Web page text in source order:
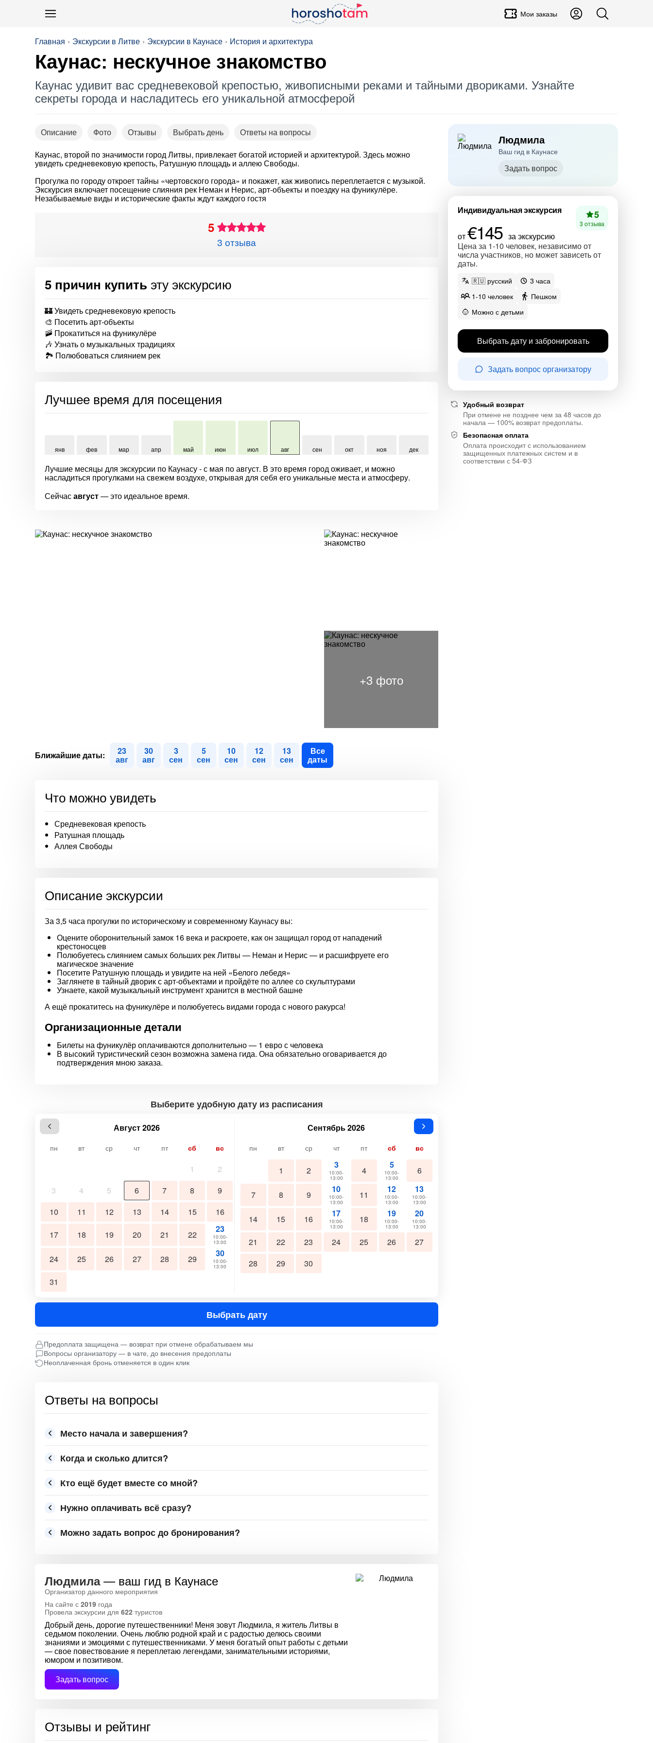
Мои заказы
Главная Экскурсии в Литве Экскурсии в Каунасе История и архитектура
Каунас: нескучное знакомство
Каунас удивит вас средневековой крепостью, живописными реками и тайными двориками. Узнайте
секреты города и насладитесь его уникальной атмосферой
Описание Фото Отзывы Выбрать день
Ответы на вопросы
Каунас, второй по значимости город Литвы, привлекает богатой историей и архитектурой. Здесь можно
увидеть средневековую крепость, Ратушную площадь и аллею Свободы.
Прогулка по городу откроет тайны «чертовского города» и покажет, как живопись переплетается с музыкой.
Экскурсия включает посещение слияния рек Неман и Нерис, арт-объекты и поездку на фуникулёре.
Незабываемые виды и исторические факты ждут каждого гостя
5
3 отзыва
5 причин купить эту экскурсию
🏰 Увидеть средневековую крепость
🎨 Посетить арт-объекты
🚠 Прокатиться на фуникулёре
🎶 Узнать о музыкальных традициях
🏞 Полюбоваться слиянием рек
Лучшее время для посещения
янв фев мар апр май июн июл авг сен окт ноя дек
Лучшие месяцы для экскурсии по Каунасу - с мая по август. В это время город оживает, и можно
насладиться прогулками на свежем воздухе, открывая для себя его уникальные места и атмосферу.
Сейчасавгуст— это идеальное время.
Ближайшие даты: 23
авг
30
авг
3
сен
5
сен
10
сен
12
сен
13
сен
Все
даты
Что можно увидеть
Средневековая крепость
Ратушная площадь
Аллея Свободы
Описание экскурсии
За 3,5 часа прогулки по историческому и современному Каунасу вы:
Оцените оборонительный замок 16 века и раскроете, как он защищал город от нападений
крестоносцев
Полюбуетесь слиянием самых больших рек Литвы — Неман и Нерис — и расшифруете его
магическое значение
Посетите Ратушную площадь и увидите на ней «Белого лебедя»
Заглянете в тайный дворик с арт-объектами и пройдёте по аллее со скульптурами
Узнаете, какой музыкальный инструмент хранится в местной башне
А ещё прокатитесь на фуникулёре и полюбуетесь видами города с нового ракурса!
Организационные детали
Билеты на фуникулёр оплачиваются дополнительно — 1 евро с человека
В высокий туристический сезон возможна замена гида. Она обязательно оговаривается до
подтверждения мною заказа.
Выберите удобную дату из расписания
Август 2026
пн вт ср чт пт сб вс
1
2
3
4 5 6 7 8
9
10
11 12 13 14 15 16
17 18 19 20 21 22
23
10:00-
13:00
24 25 26 27 28 29
30
10:00-
13:00
31
Сентябрь 2026
пн вт ср чт пт сб вс
1 2
3
10:00-
13:00
4
5
10:00-
13:00
6
7 8 9
10
10:00-
13:00
11
12
10:00-
13:00
13
10:00-
13:00
14 15 16
17
10:00-
13:00
18
19
10:00-
13:00
20
10:00-
13:00
21 22 23 24 25 26
27
28
29 30
Выбрать дату
Предоплата защищена — возврат при отмене обрабатываем мы
Вопросы организатору — в чате, до внесения предоплаты
Неоплаченная бронь отменяется в один клик
Ответы на вопросы
Место начала и завершения?
Когда и сколько длится?
Кто ещё будет вместе со мной?
Нужно оплачивать всё сразу?
Можно задать вопрос до бронирования?
Людмила— ваш гид в Каунасе
Организатор данного мероприятия
На сайте с 2019 года
Провела экскурсии для 622 туристов
Добрый день, дорогие путешественники! Меня зовут Людмила, я житель Литвы в
седьмом поколении. Очень люблю родной край и с радостью делюсь своими
знаниями и эмоциями с путешественниками. У меня богатый опыт работы с детьми
— свое повествование я переплетаю легендами, занимательными историями,
юмором и позитивом.
Задать вопрос
Отзывы и рейтинг
Людмила
Ваш гид в Каунасе
Задать вопрос
Индивидуальная экскурсия
от€145 за экскурсию
Цена за 1-10 человек, независимо от
числа участников, но может зависеть от
даты.
5
3 отзыва
🇷🇺 русский
3 часа
1-10 человек
Пешком
Можно с детьми
Выбрать дату и забронировать
Задать вопрос организатору
Удобный возврат
При отмене не позднее чем за 48 часов до
начала — 100% возврат предоплаты.
Безопасная оплата
Оплата происходит с использованием
защищенных платежных систем и в
соответствии с 54-ФЗ